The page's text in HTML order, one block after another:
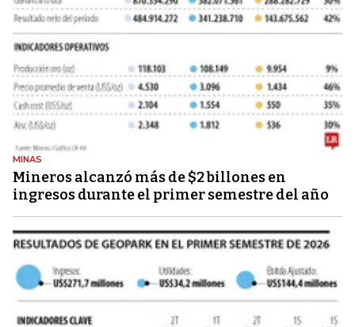
MINAS
Mineros alcanzó más de $2 billones en
ingresos durante el primer semestre del año